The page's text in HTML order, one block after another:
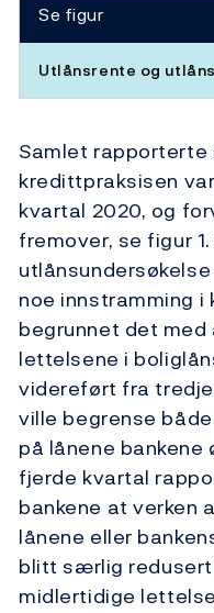
Se figur
Utlånsrente og
Samlet rapporterte
kredittpraksisen
kvartal 2020, og
fremover, se figur
noe innstramming i
begrunnet det
lettelsene i
videreført fra
ville begrense
på lånene bankene
fjerde kvartal
bankene at verken
lånene eller
blitt særlig
midlertidige